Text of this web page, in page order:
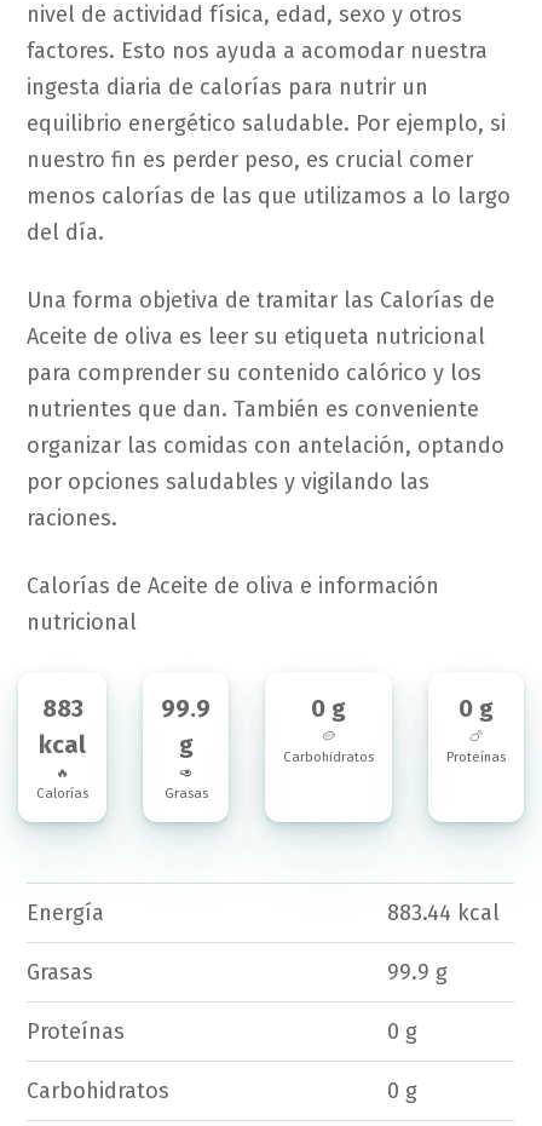
nivel de actividad física, edad, sexo y otros
factores. Esto nos ayuda a acomodar nuestra
ingesta diaria de calorías para nutrir un
equilibrio energético saludable. Por ejemplo, si
nuestro fin es perder peso, es crucial comer
menos calorías de las que utilizamos a lo largo
del día.
Una forma objetiva de tramitar las Calorías de
Aceite de oliva es leer su etiqueta nutricional
para comprender su contenido calórico y los
nutrientes que dan. También es conveniente
organizar las comidas con antelación, optando
por opciones saludables y vigilando las
raciones.
Calorías de Aceite de oliva e información
nutricional
883
kcal
🔥
Calorías
99.9
g
🥑
Grasas
0 g
🥔
Carbohidratos
0 g
🍗
Proteínas
Energía 883.44 kcal
Grasas 99.9 g
Proteínas 0 g
Carbohidratos 0 g